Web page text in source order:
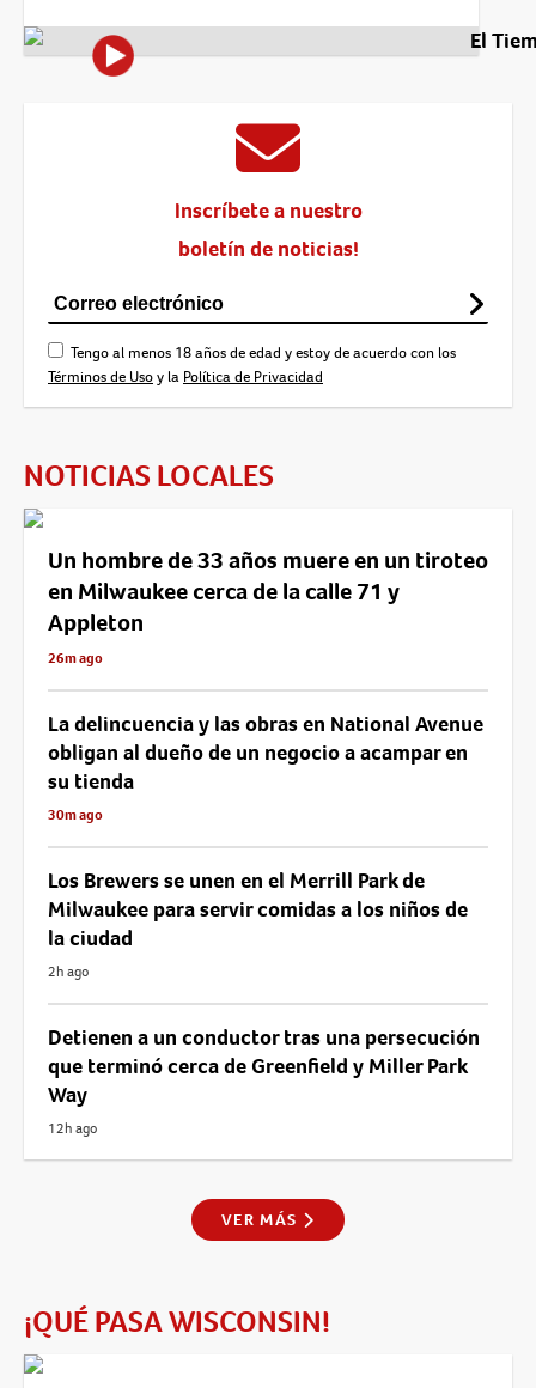
El
Inscríbete a nuestro
boletín de noticias!
Tengo al menos 18 años de edad y estoy de acuerdo con los
Términos de Usoy la Política de Privacidad
NOTICIAS LOCALES
Un hombre de 33 años muere en un tiroteo
en Milwaukee cerca de la calle 71 y
Appleton
26m ago
La delincuencia y las obras en National Avenue
obligan al dueño de un negocio a acampar en
su tienda
30m ago
Los Brewers se unen en el Merrill Park de
Milwaukee para servir comidas a los niños de
la ciudad
2h ago
Detienen a un conductor tras una persecución
que terminó cerca de Greenfield y Miller Park
Way
12h ago
VER MÁS
¡QUÉ PASA WISCONSIN!